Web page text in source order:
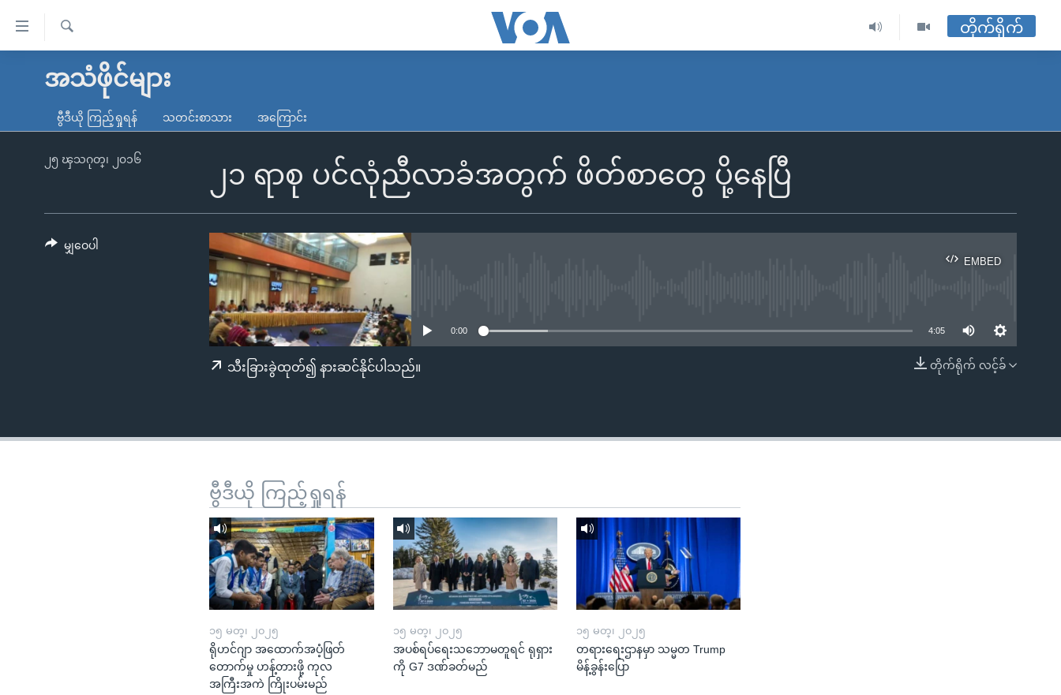
လွယ်ကူ
သည့်
ကျော်
မူလစာမျက်နှာ
ကမ္ဘာ့သတင်းများ
နိုင်ငံတကာ
တရုတ်
အစ္စရေး-ပါလက်စတိုင်း
ရပ်ဝန်းတခု လမ်းတခု အလွန်
အင်္ဂလိပ်စာလေ့လာမယ်
ရ
တိုက်ရိုက်
အသံဖိုင်များ
ဗွီဒီယို ကြည့်ရှုရန် သတင်းစာသား အကြောင်း
၂၁ ရာစု ပင်လုံညီလာခံအတွက် ဖိတ်စာတွေ ပို့နေပြီ
၂၅ ၾသဂုတ္၊ ၂၀၁၆
EMBED
EMBED
0:00 4:05
တိုက်ရိုက် လင့်ခ်
သီးခြားခွဲထုတ်၍ နားဆင်နိုင်ပါသည်။
မျှဝေပါ
ဗွီဒီယို ကြည့်ရှုရန်
၁၅ မတ္၊ ၂၀၂၅
ရိုဟင်ဂျာ အထောက်အပံ့ဖြတ်
တောက်မှု ဟန့်တားဖို့ ကုလ
အကြီးအကဲ ကြိုးပမ်းမည်
၁၅ မတ္၊ ၂၀၂၅
အပစ်ရပ်ရေးသဘောမတူရင် ရုရှား
ကို G7 ဒဏ်ခတ်မည်
၁၅ မတ္၊ ၂၀၂၅
တရားရေးဌာနမှာ သမ္မတ Trump
မိန့်ခွန်းပြော